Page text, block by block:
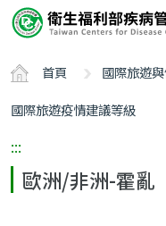
要
容
ALT+C
首頁 國際旅遊
國際旅遊疫情建議等級
:::
歐洲/非洲-霍亂